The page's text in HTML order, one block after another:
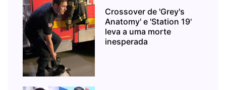
Crossover de 'Grey's
Anatomy' e 'Station 19'
leva a uma morte
inesperada